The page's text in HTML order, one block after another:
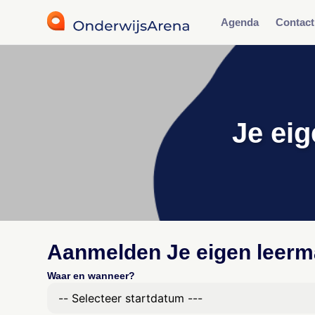
Agenda Contact
Je
Aanmelden Je eigen
Waar en wanneer?